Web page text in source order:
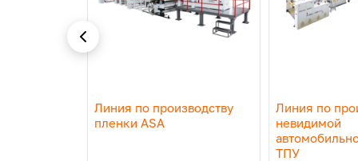
mumkin.
Линия по производству
пленки ASA
Линия по
невидимой
ТПУ